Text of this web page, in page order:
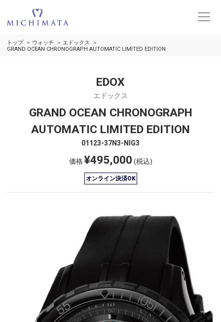
トップ ウォッチ
エドックス
GRAND OCEAN CHRONOGRAPH AUTOMATIC LIMITED EDITION
EDOX
エドックス
GRAND OCEAN CHRONOGRAPH
AUTOMATIC LIMITED EDITION
01123-37N3-NIG3
価格¥495,000 (税込)
オンライン決済OK